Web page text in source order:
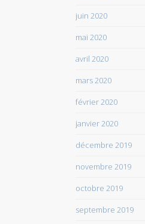
juin 2020
mai 2020
avril 2020
mars 2020
février 2020
janvier 2020
décembre 2019
novembre 2019
octobre 2019
septembre 2019